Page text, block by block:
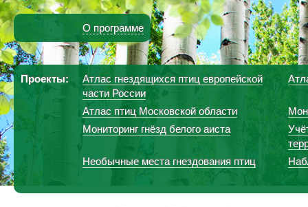
О программе
Проекты:
Атлас гнездящихся птиц европейской
части России
Атлас птиц Московской области
Мониторинг гнёзд белого аиста
Необычные места гнездования птиц